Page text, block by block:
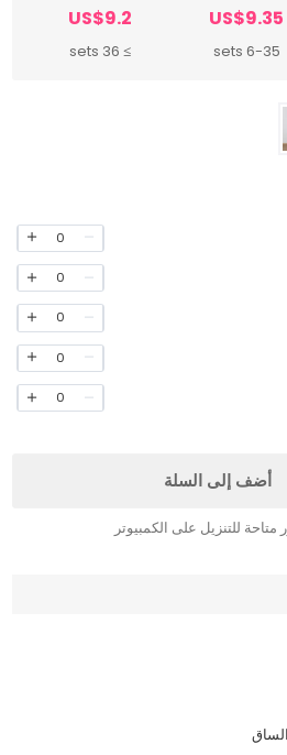
US$9.35
6-35 sets
US$9.2
≥ 36 sets
0
0
0
0
0
أضف إلى السلة
متاحة للتنزيل على الكمبيوتر